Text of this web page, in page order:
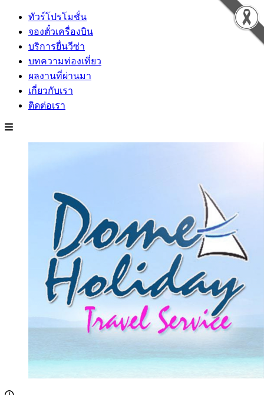
ทัวร์โปรโมชั่น
จองตั๋วเครื่องบิน
บริการยื่นวีซ่า
บทความท่องเที่ยว
ผลงานที่ผ่านมา
เกี่ยวกับเรา
ติดต่อเรา